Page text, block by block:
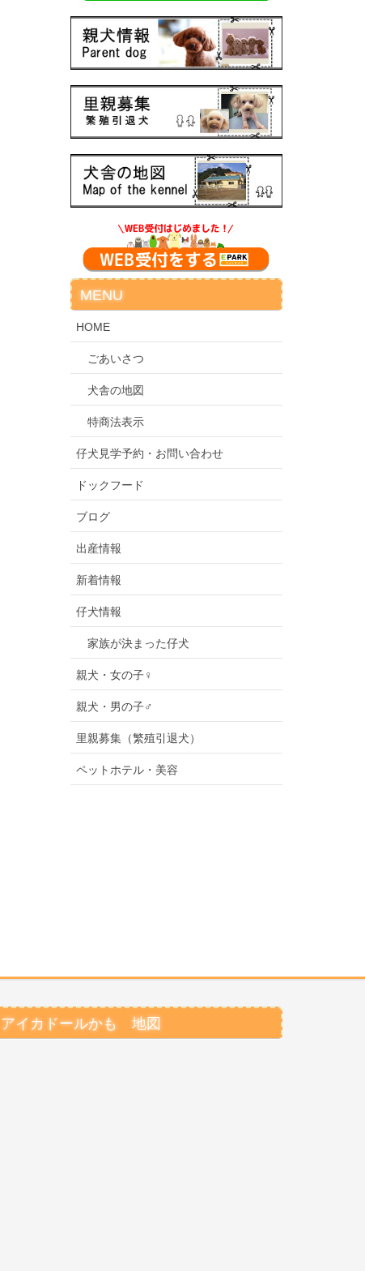
MENU
HOME
ごあいさつ
犬舎の地図
特商法表示
仔犬見学予約・お問い合わせ
ドックフード
ブログ
出産情報
新着情報
仔犬情報
家族が決まった仔犬
親犬・女の子♀
親犬・男の子♂
里親募集（繁殖引退犬）
ペットホテル・美容
アイカドールかも 地図